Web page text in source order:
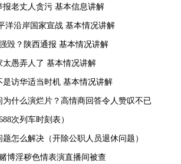
报老丈人贪污 基本信息讲解
洋沿岸国家宣战 基本情况讲解
毁？陕西通报 基本情况讲解
太愚弄人了 基本情况讲解
是访华适当时机 基本情况讲解
什么演烂片？高情商回答令人赞叹不已
次列车时刻表）
怎么解决（开除公职人员退休问题）
博淫秽色情表演直播间被查